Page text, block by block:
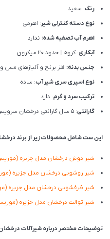
رنگ: سفید
نوع دسته کنترلی شیر: اهرمی
اهرم آب تصفیه شده: ندارد
آبکاری: کروم | حدود 20 میکرون
جنس بدنه: فلز برنج و آلیاژهای مس
نوع اسپری سری شیر آب: ساده
ترکیب سرد و گرم: دارد
گارانتی: 5 سال گارانتی درخشان سرویس
این ست شامل محصولات زیر از برند
شیر دوش درخشان مدل جزیره
شیر روشویی درخشان مدل جزیره
شیر ظرفشویی درخشان مدل جزیره
شیر توالت درخشان مدل جزیره
توضیحات مختصر درباره شیرآلات